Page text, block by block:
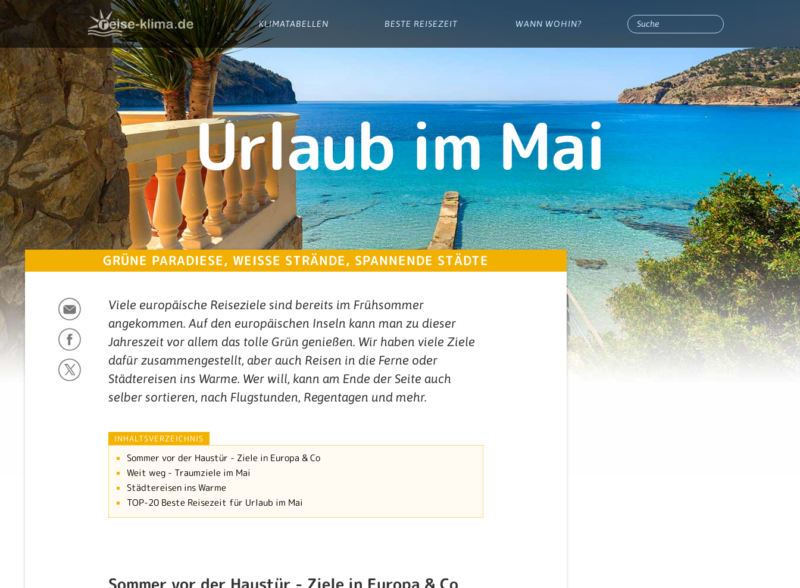
KLIMATABELLEN BESTE REISEZEIT WANN WOHIN?
Urlaub im Mai
GRÜNE PARADIESE, WEISSE STRÄNDE, SPANNENDE STÄDTE
Viele europäische Reiseziele sind bereits im Frühsommer
angekommen. Auf den europäischen Inseln kann man zu dieser
Jahreszeit vor allem das tolle Grün genießen. Wir haben viele Ziele
dafür zusammengestellt, aber auch Reisen in die Ferne oder
Städtereisen ins Warme. Wer will, kann am Ende der Seite auch
selber sortieren, nach Flugstunden, Regentagen und mehr.
INHALTSVERZEICHNIS
Sommer vor der Haustür - Ziele in Europa & Co
Weit weg - Traumziele im Mai
Städtereisen ins Warme
TOP-20 Beste Reisezeit für Urlaub im Mai
Sommer vor der Haustür - Ziele in Europa & Co